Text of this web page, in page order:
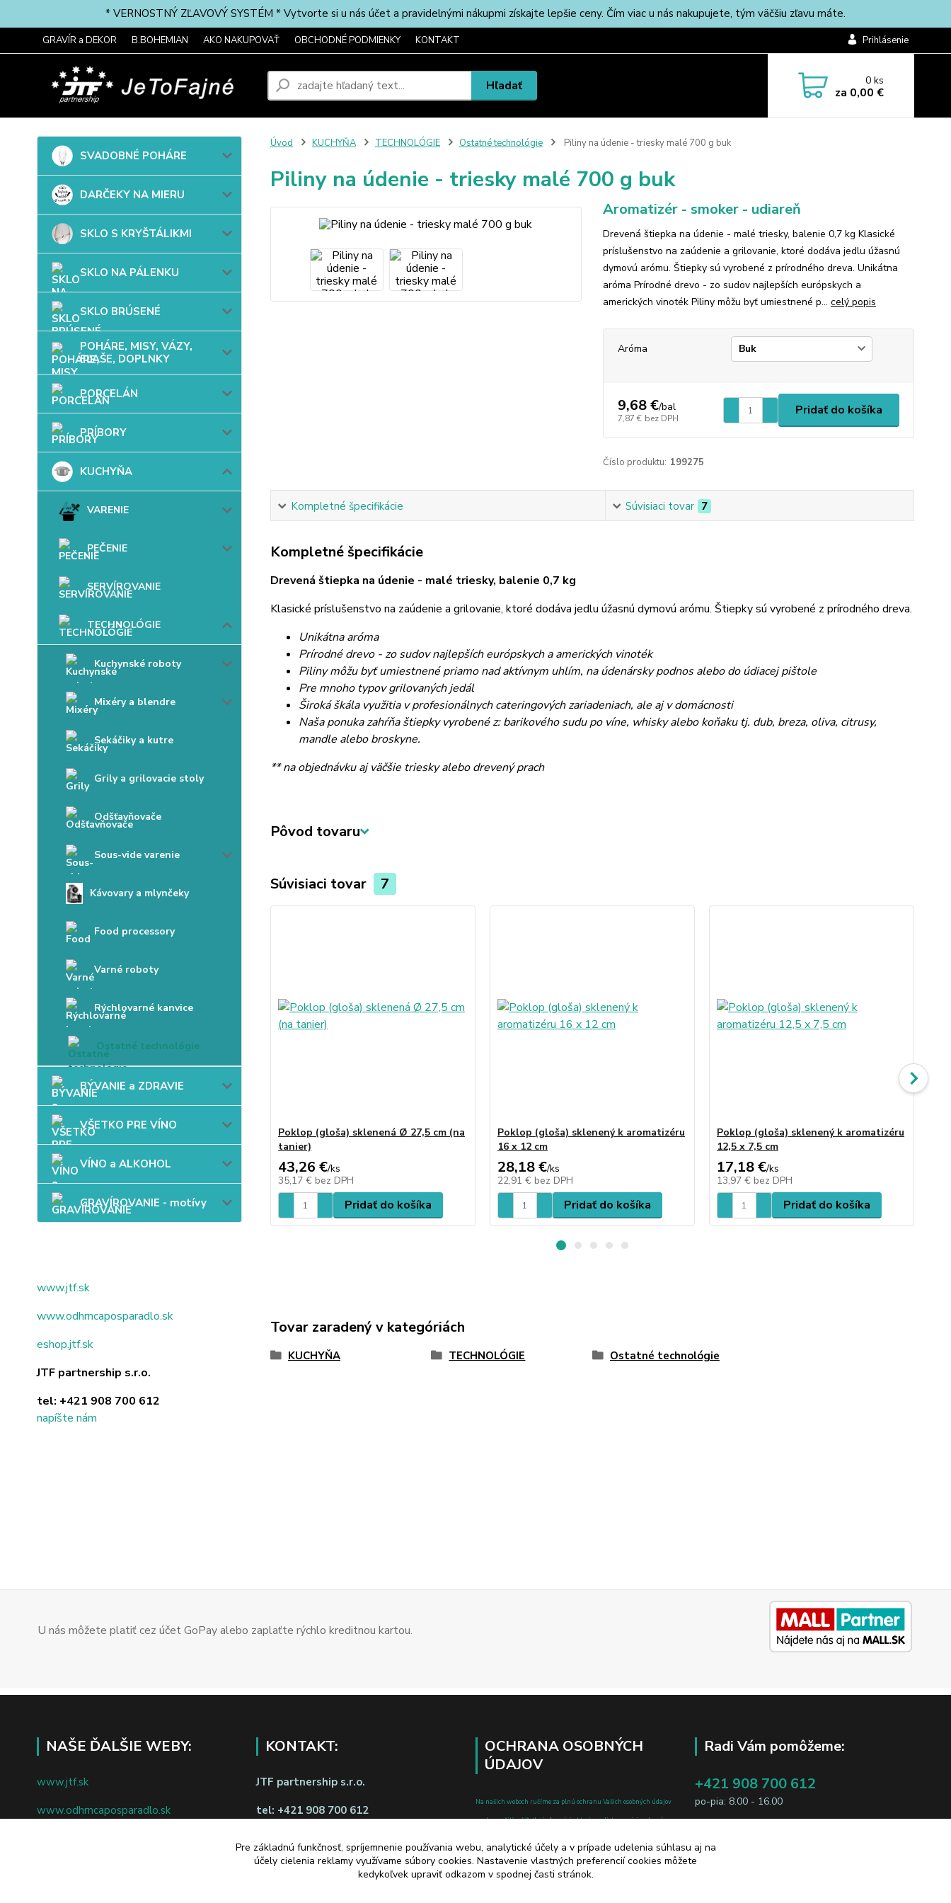
* VERNOSTNÝ ZĽAVOVÝ SYSTÉM * Vytvorte si u nás účet a pravidelnými nákupmi získajte lepšie ceny. Čím viac u nás nakupujete, tým väčšiu zľavu máte.
GRAVÍR a DEKOR B.BOHEMIAN AKO NAKUPOVAŤ OBCHODNÉ PODMIENKY KONTAKT Prihlásenie
Hľadať 0ks
za 0,00 €
SVADOBNÉ POHÁRE
DARČEKY NA MIERU
SKLO S KRYŠTÁLIKMI
SKLO NA PÁLENKU
SKLO BRÚSENÉ
POHÁRE, MISY, VÁZY,
FĽAŠE, DOPLNKY
PORCELÁN
PRÍBORY
KUCHYŇA
VARENIE
PEČENIE
SERVÍROVANIE
TECHNOLÓGIE
Kuchynské roboty
Mixéry a blendre
Sekáčiky a kutre
Grily a grilovacie stoly
Odšťavňovače
Sous-vide varenie
Kávovary a mlynčeky
Food processory
Varné roboty
Rýchlovarné kanvice
Ostatné technológie
BÝVANIE a ZDRAVIE
VŠETKO PRE VÍNO
VÍNO a ALKOHOL
GRAVÍROVANIE - motívy
www.jtf.sk
www.odhrncaposparadlo.sk
eshop.jtf.sk
JTF partnership s.r.o.
tel: +421 908 700 612
napíšte nám
Úvod KUCHYŇA TECHNOLÓGIE Ostatné technológie Piliny na údenie - triesky malé 700 g buk
Piliny na údenie - triesky malé 700 g buk
Aromatizér - smoker - udiareň
Drevená štiepka na údenie - malé triesky, balenie 0,7 kg Klasické
príslušenstvo na zaúdenie a grilovanie, ktoré dodáva jedlu úžasnú
dymovú arómu. Štiepky sú vyrobené z prírodného dreva. Unikátna
aróma Prírodné drevo - zo sudov najlepších európskych a
amerických vinoték Piliny môžu byť umiestnené p... celý popis
Aróma
9,68 €/bal
7,87 € bez DPH
Pridať do košíka
Číslo produktu: 199275
Kompletné špecifikácie Súvisiaci tovar 7
Kompletné špecifikácie
Drevená štiepka na údenie - malé triesky, balenie 0,7 kg
Klasické príslušenstvo na zaúdenie a grilovanie, ktoré dodáva jedlu úžasnú dymovú arómu. Štiepky sú vyrobené z prírodného dreva.
Unikátna aróma
Prírodné drevo - zo sudov najlepších európskych a amerických vinoték
Piliny môžu byť umiestnené priamo nad aktívnym uhlím, na údenársky podnos alebo do údiacej pištole
Pre mnoho typov grilovaných jedál
Široká škála využitia v profesionálnych cateringových zariadeniach, ale aj v domácnosti
Naša ponuka zahŕňa štiepky vyrobené z: barikového sudu po víne, whisky alebo koňaku tj. dub, breza, oliva, citrusy,
mandle alebo broskyne.
** na objednávku aj väčšie triesky alebo drevený prach
Pôvod tovaru
Súvisiaci tovar 7
Poklop (gloša) sklenená Ø 27,5 cm (na
tanier)
43,26 €/ks
35,17 € bez DPH
Pridať do košíka
Poklop (gloša) sklenený k aromatizéru
16 x 12 cm
28,18 €/ks
22,91 € bez DPH
Pridať do košíka
Poklop (gloša) sklenený k aromatizéru
12,5 x 7,5 cm
17,18 €/ks
13,97 € bez DPH
Pridať do košíka
Tovar zaradený v kategóriách
KUCHYŇA TECHNOLÓGIE Ostatné technológie
U nás môžete platiť cez účet GoPay alebo zaplaťte rýchlo kreditnou kartou.
NAŠE ĎALŠIE WEBY:
www.jtf.sk
www.odhrncaposparadlo.sk
KONTAKT:
JTF partnership s.r.o.
tel: +421 908 700 612
napíšte nám
Odstúpiť od zmluvy tu
OCHRANA OSOBNÝCH
ÚDAJOV
Na našich weboch ručíme za plnú ochranu Vašich osobných údajov
pred zneužitím. Všetky informácie, ktoré uvediete o svojej osobe, sú
a o zmene a doplnení niektorých zákonov.
Radi Vám pomôžeme:
+421 908 700 612
po-pia: 8.00 - 16.00
Pre základnú funkčnosť, spríjemnenie používania webu, analytické účely a v prípade udelenia súhlasu aj na
účely cielenia reklamy využívame súbory cookies. Nastavenie vlastných preferencií cookies môžete
kedykoľvek upraviť odkazom v spodnej časti stránok.